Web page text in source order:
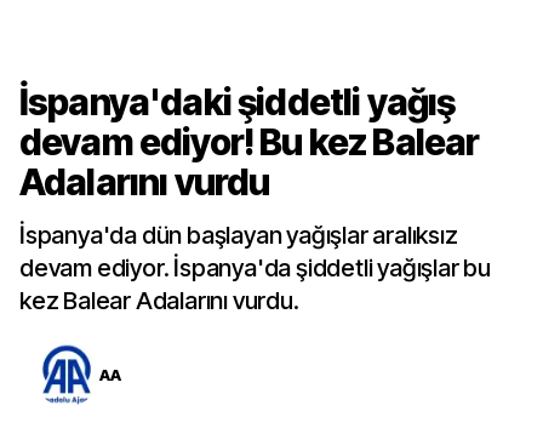
İspanya'daki şiddetli yağış
devam ediyor! Bu kez Balear
Adalarını vurdu
İspanya'da dün başlayan yağışlar aralıksız
devam ediyor. İspanya'da şiddetli yağışlar bu
kez Balear Adalarını vurdu.
AA